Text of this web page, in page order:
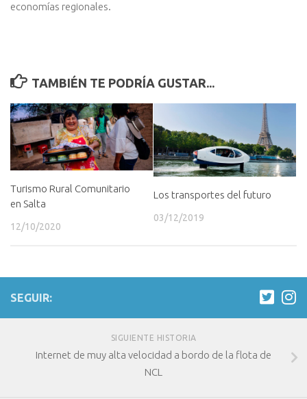
economías regionales.
TAMBIÉN TE PODRÍA GUSTAR...
Turismo Rural Comunitario
en Salta
12/10/2020
Los transportes del futuro
03/12/2019
SEGUIR:
SIGUIENTE HISTORIA
Internet de muy alta velocidad a bordo de la flota de
NCL